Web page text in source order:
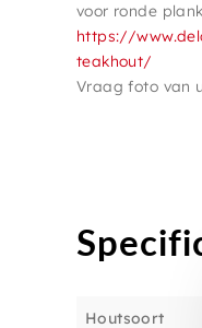
voor ronde
https://
teakhout/
Vraag foto van
Houtsoort